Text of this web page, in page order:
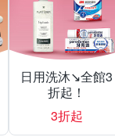
日用洗沐↘全館3
折起！
3折起